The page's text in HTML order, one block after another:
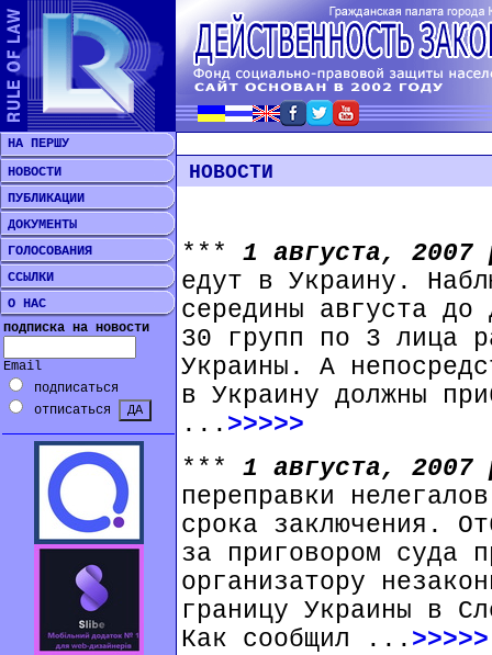
НА ПЕРШУ
НОВОСТИ
ПУБЛИКАЦИИ
ДОКУМЕНТЫ
ГОЛОСОВАНИЯ
ССЫЛКИ
О НАС
подписка на новости
Email
подписаться
отписаться
НОВОСТИ
*** 1 августа,
едут в Украину.
середины августа
30 групп по 3 лица
Украины. А
в Украину должны
... >>>>>
*** 1 августа,
переправки
срока заключения.
за приговором суда
организатору
границу Украины в
Как сообщил ... >>>>>